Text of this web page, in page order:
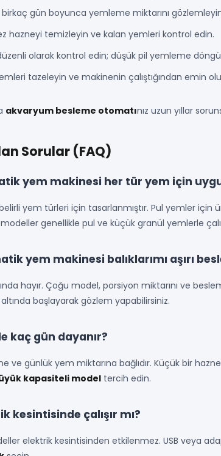
birkaç gün boyunca yemleme miktarını
hazneyi temizleyin ve kalan yemleri kontrol edin.
olarak kontrol edin; düşük pil yemleme
tazeleyin ve makinenin çalıştığından emin
akvaryum besleme otomatınız uzun yıllar
Sorular (FAQ)
yem makinesi her tür yem için
yem türleri için tasarlanmıştır. Pul yemler
genellikle pul ve küçük granül yemlerle
yem makinesi balıklarımı aşırı
hayır. Çoğu model, porsiyon miktarını ve
başlayarak gözlem yapabilirsiniz.
kaç gün dayanır?
ve günlük yem miktarına bağlıdır. Küçük bir
kapasiteli model tercih edin.
kesintisinde çalışır mı?
elektrik kesintisinden etkilenmez. USB veya